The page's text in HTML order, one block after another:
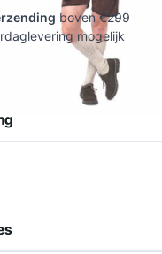
boven €299
mogelijk